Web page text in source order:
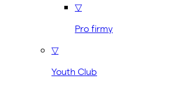
▽
Pro firmy
▽
Youth Club